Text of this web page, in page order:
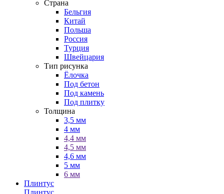
Страна
Бельгия
Китай
Польша
Россия
Турция
Швейцария
Тип рисунка
Ёлочка
Под бетон
Под камень
Под плитку
Толщина
3,5 мм
4 мм
4,4 мм
4,5 мм
4,6 мм
5 мм
6 мм
Плинтус
Плинтус